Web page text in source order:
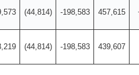
(44,814) -198,583 457,615
(44,814) -198,583 439,607